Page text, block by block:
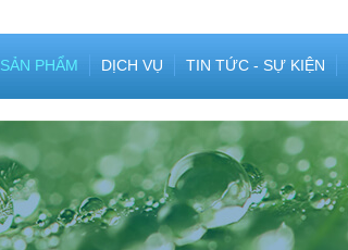
SẢN PHẨM DỊCH VỤ TIN TỨC - SỰ KIỆN